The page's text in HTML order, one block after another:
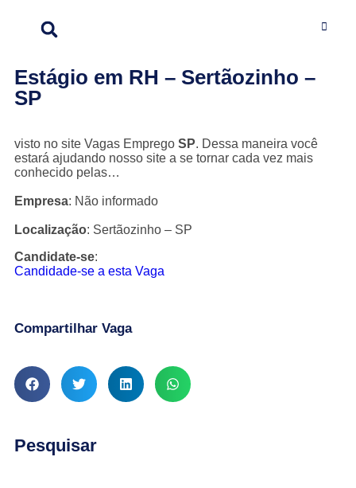
Estágio em RH – Sertãozinho –
SP
visto no site Vagas Emprego SP. Dessa maneira você
estará ajudando nosso site a se tornar cada vez mais
conhecido pelas…
Empresa: Não informado
Localização: Sertãozinho – SP
Candidate-se:
Candidade-se a esta Vaga
Compartilhar Vaga
Pesquisar